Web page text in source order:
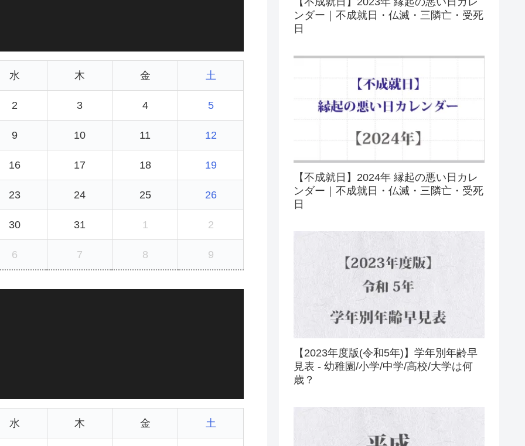
水 木 金 土
2 3 4 5
9 10 11 12
16 17 18 19
23 24 25 26
30 31 1 2
6 7 8 9
水 木 金 土
ンダー｜不成就日・仏滅・三隣亡・受死
日
【不成就日】2024年 縁起の悪い日カレ
ンダー｜不成就日・仏滅・三隣亡・受死
日
【2023年度版(令和5年)】学年別年齢早
見表 - 幼稚園/小学/中学/高校/大学は何
歳？